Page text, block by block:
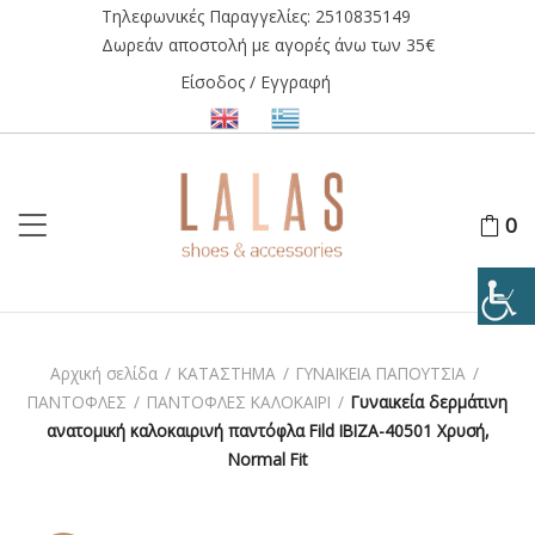
Τηλεφωνικές Παραγγελίες: 2510835149
Δωρεάν αποστολή με αγορές άνω των 35€
Είσοδος / Εγγραφή
0
Αρχική σελίδα / ΚΑΤΑΣΤΗΜΑ / ΓΥΝΑΙΚΕΙΑ ΠΑΠΟΥΤΣΙΑ /
ΠΑΝΤΟΦΛΕΣ / ΠΑΝΤΟΦΛΕΣ ΚΑΛΟΚΑΙΡΙ / Γυναικεία δερμάτινη
ανατομική καλοκαιρινή παντόφλα Fild IBIZA-40501 Χρυσή,
Normal Fit